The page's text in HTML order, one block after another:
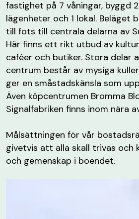
fastighet på 7 våningar, byggd
lägenheter och 1 lokal. Beläget
till fots till centrala delarna av
Här finns ett rikt utbud av
caféer och butiker. Stora delar
centrum består av mysiga
ger en småstadskänsla som
Även köpcentrumen Bromma
Signalfabriken finns inom nära
Målsättningen för vår
givetvis att alla skall trivas och
och gemenskap i boendet.